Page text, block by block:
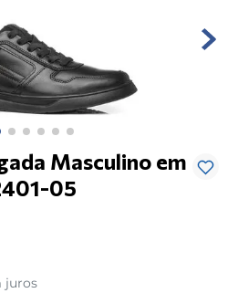
Masculino em
05
juros